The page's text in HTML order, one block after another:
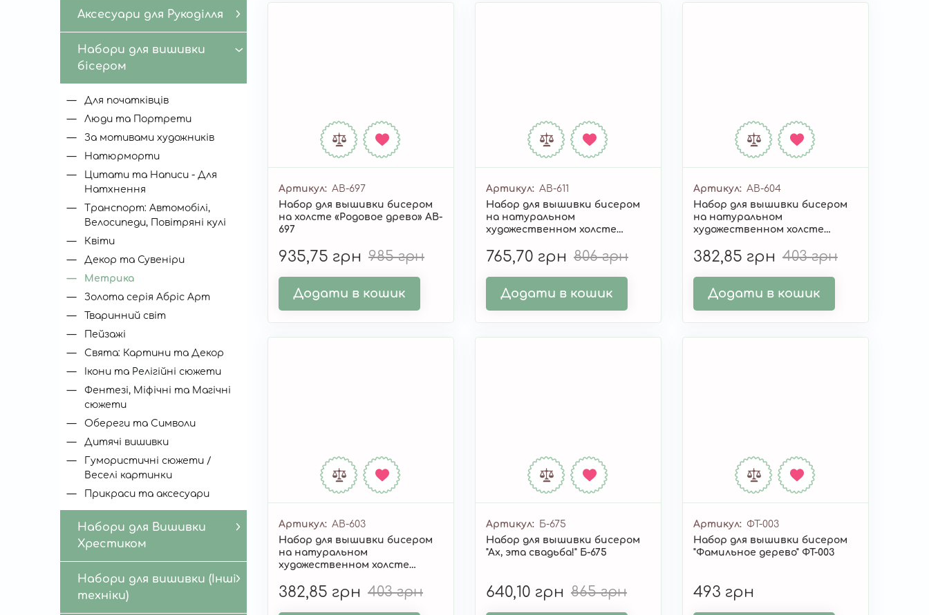
Артикул
AB-697
Набор для вышивки бисером
на холсте «Родовое древо» AB-
697
935,75 грн 985 грн
Додати в кошик
Артикул
AB-611
Набор для вышивки бисером
на натуральном
художественном холсте
765,70 грн 806 грн
Додати в кошик
Артикул
AB-604
Набор для вышивки бисером
на натуральном
художественном холсте
382,85 грн 403 грн
Додати в кошик
Артикул
AB-603
Набор для вышивки бисером
на натуральном
художественном холсте
382,85 грн 403 грн
Артикул
Б-675
Набор для вышивки бисером
"Ах, эта свадьба!" Б-675
640,10 грн 865 грн
Артикул
ФТ-003
Набор для вышивки бисером
"Фамильное дерево" ФТ-003
493 грн
Аксесуари для Рукоділля
Набори для вишивки
бісером
Для початківців
Люди та Портрети
За мотивами художників
Натюрморти
Цитати та Написи - Для
Натхнення
Транспорт: Автомобілі,
Велосипеди, Повітряні кулі
Квіти
Декор та Сувеніри
Метрика
Золота серія Абріс Арт
Тваринний світ
Пейзажі
Свята: Картини та Декор
Ікони та Релігійні сюжети
Фентезі, Міфічні та Магічні
сюжети
Обереги та Символи
Дитячі вишивки
Гумористичні сюжети /
Веселі картинки
Прикраси та аксесуари
Набори для Вишивки
Хрестиком
Набори для вишивки (Інші
техніки)